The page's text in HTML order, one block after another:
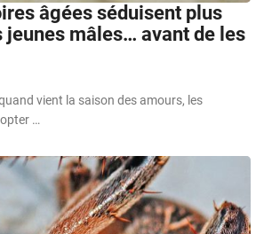
âgées séduisent plus
mâles… avant de les
vient la saison des amours, les
…